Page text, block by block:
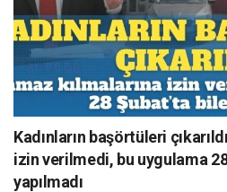
Kadınların başörtüleri
izin verilmedi, bu uygulama
yapılmadı